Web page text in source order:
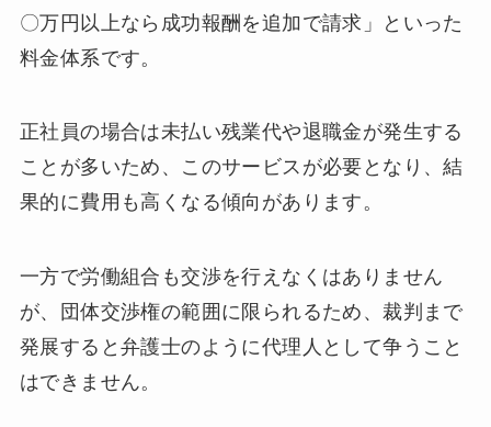
〇万円以上なら成功報酬を追加で請求」といった
料金体系です。
正社員の場合は未払い残業代や退職金が発生する
ことが多いため、このサービスが必要となり、結
果的に費用も高くなる傾向があります。
一方で労働組合も交渉を行えなくはありません
が、団体交渉権の範囲に限られるため、裁判まで
発展すると弁護士のように代理人として争うこと
はできません。